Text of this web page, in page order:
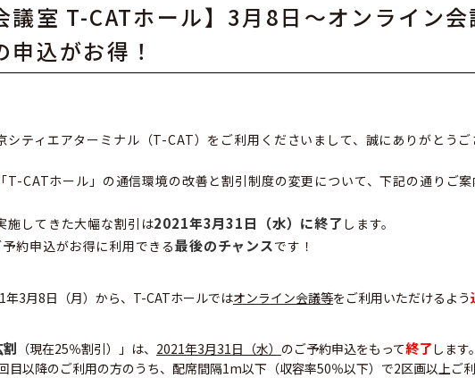
議室 T-CATホール】3月8日～オンライン
申込がお得！
シティエアターミナル（T-CAT）をご利用くださいまして、誠にありがとうご
T-CATホール」の通信環境の改善と割引制度の変更について、下記の通りご案
施してきた大幅な割引は2021年3月31日（水）に終了 します。
約申込がお得に利用できる最後のチャンスです！
年3月8日（月）から、T-CATホールではオンライン会議等をご利用いただけるよう
割 （現在25％割引）」は、 2021年3月31日（水） のご予約申込をもって終了します。
目以降のご利用の方のうち、配席間隔1m以下（収容率50％以下）で2区画以上ご利